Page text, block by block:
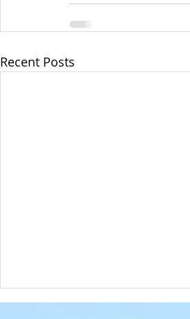
Recent Posts